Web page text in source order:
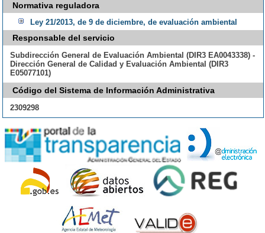
Normativa reguladora
Ley 21/2013, de 9 de diciembre, de evaluación ambiental
Responsable del servicio
Subdirección General de Evaluación Ambiental (DIR3 EA0043338) -
Dirección General de Calidad y Evaluación Ambiental (DIR3
E05077101)
Código del Sistema de Información Administrativa
2309298